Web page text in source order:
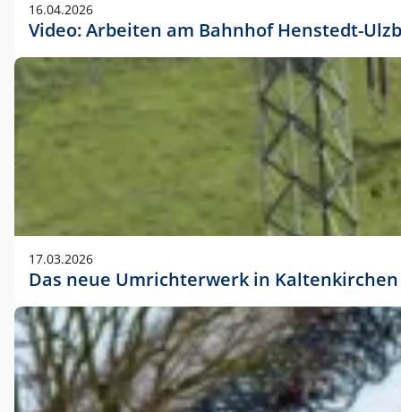
16.04.2026
Video: Arbeiten am Bahnhof Henstedt-
17.03.2026
Das neue Umrichterwerk in Kaltenkirchen